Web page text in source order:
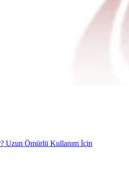
Uzun Ömürlü Kullanım İçin